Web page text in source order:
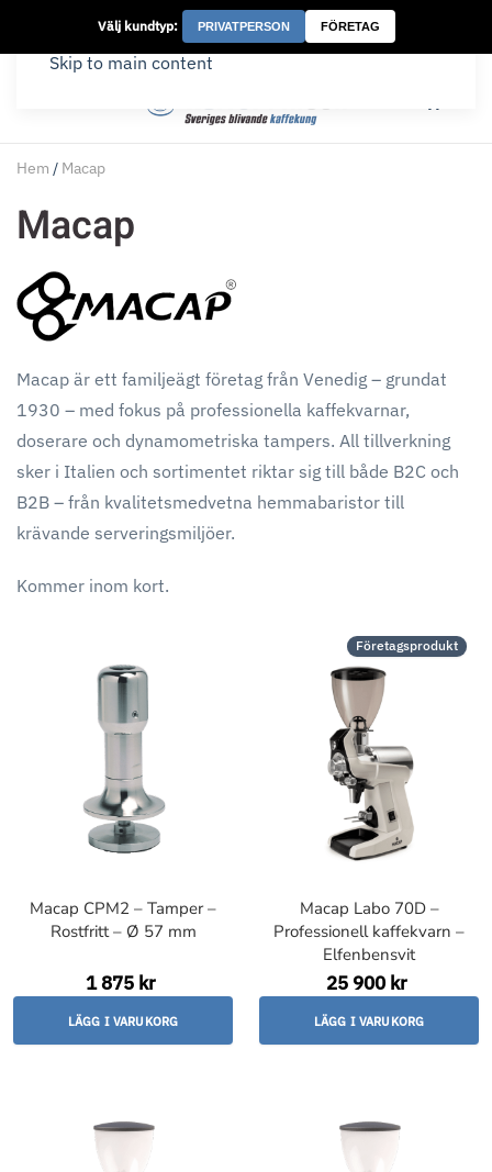
Välj kundtyp: PRIVATPERSON FÖRETAG
Skip to main content
Hem / Macap
Macap
Macap är ett familjeägt företag från Venedig – grundat
1930 – med fokus på professionella kaffekvarnar,
doserare och dynamometriska tampers. All tillverkning
sker i Italien och sortimentet riktar sig till både B2C och
B2B – från kvalitetsmedvetna hemmabaristor till
krävande serveringsmiljöer.
Kommer inom kort.
Macap CPM2 – Tamper –
Rostfritt – Ø 57 mm
1 875 kr
LÄGG I VARUKORG
Företagsprodukt
Macap Labo 70D –
Professionell kaffekvarn –
Elfenbensvit
25 900 kr
LÄGG I VARUKORG